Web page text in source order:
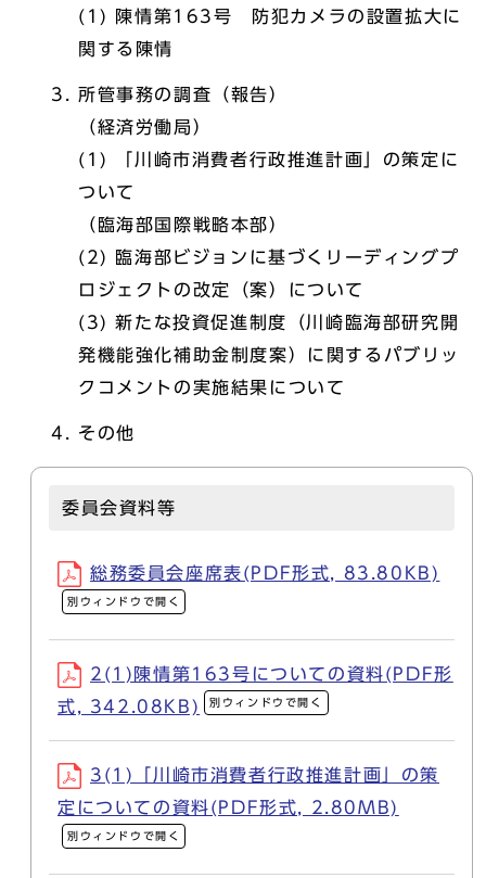
(1) 陳情第163号 防犯カメラの設置拡大に
関する陳情
所管事務の調査（報告）
（経済労働局）
(1) 「川崎市消費者行政推進計画」の策定に
ついて
（臨海部国際戦略本部）
(2) 臨海部ビジョンに基づくリーディングプ
ロジェクトの改定（案）について
(3) 新たな投資促進制度（川崎臨海部研究開
発機能強化補助金制度案）に関するパブリッ
クコメントの実施結果について
その他
委員会資料等
総務委員会座席表(PDF形式, 83.80KB)
別ウィンドウで開く
2(1)陳情第163号についての資料(PDF形
式, 342.08KB)
別ウィンドウで開く
3(1)「川崎市消費者行政推進計画」の策
定についての資料(PDF形式, 2.80MB)
別ウィンドウで開く